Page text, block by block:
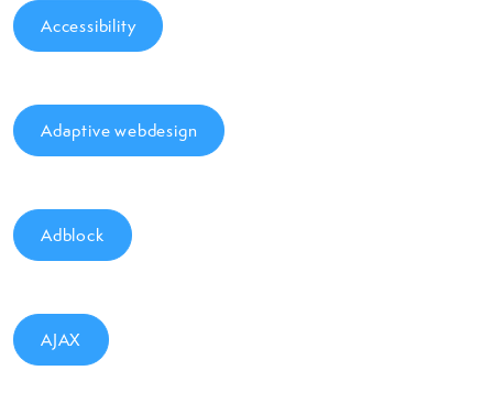
Accessibility
Adaptive webdesign
Adblock
AJAX